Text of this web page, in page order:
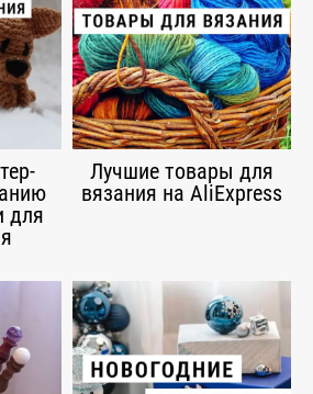
для
Лучшие товары для
вязания на AliExpress